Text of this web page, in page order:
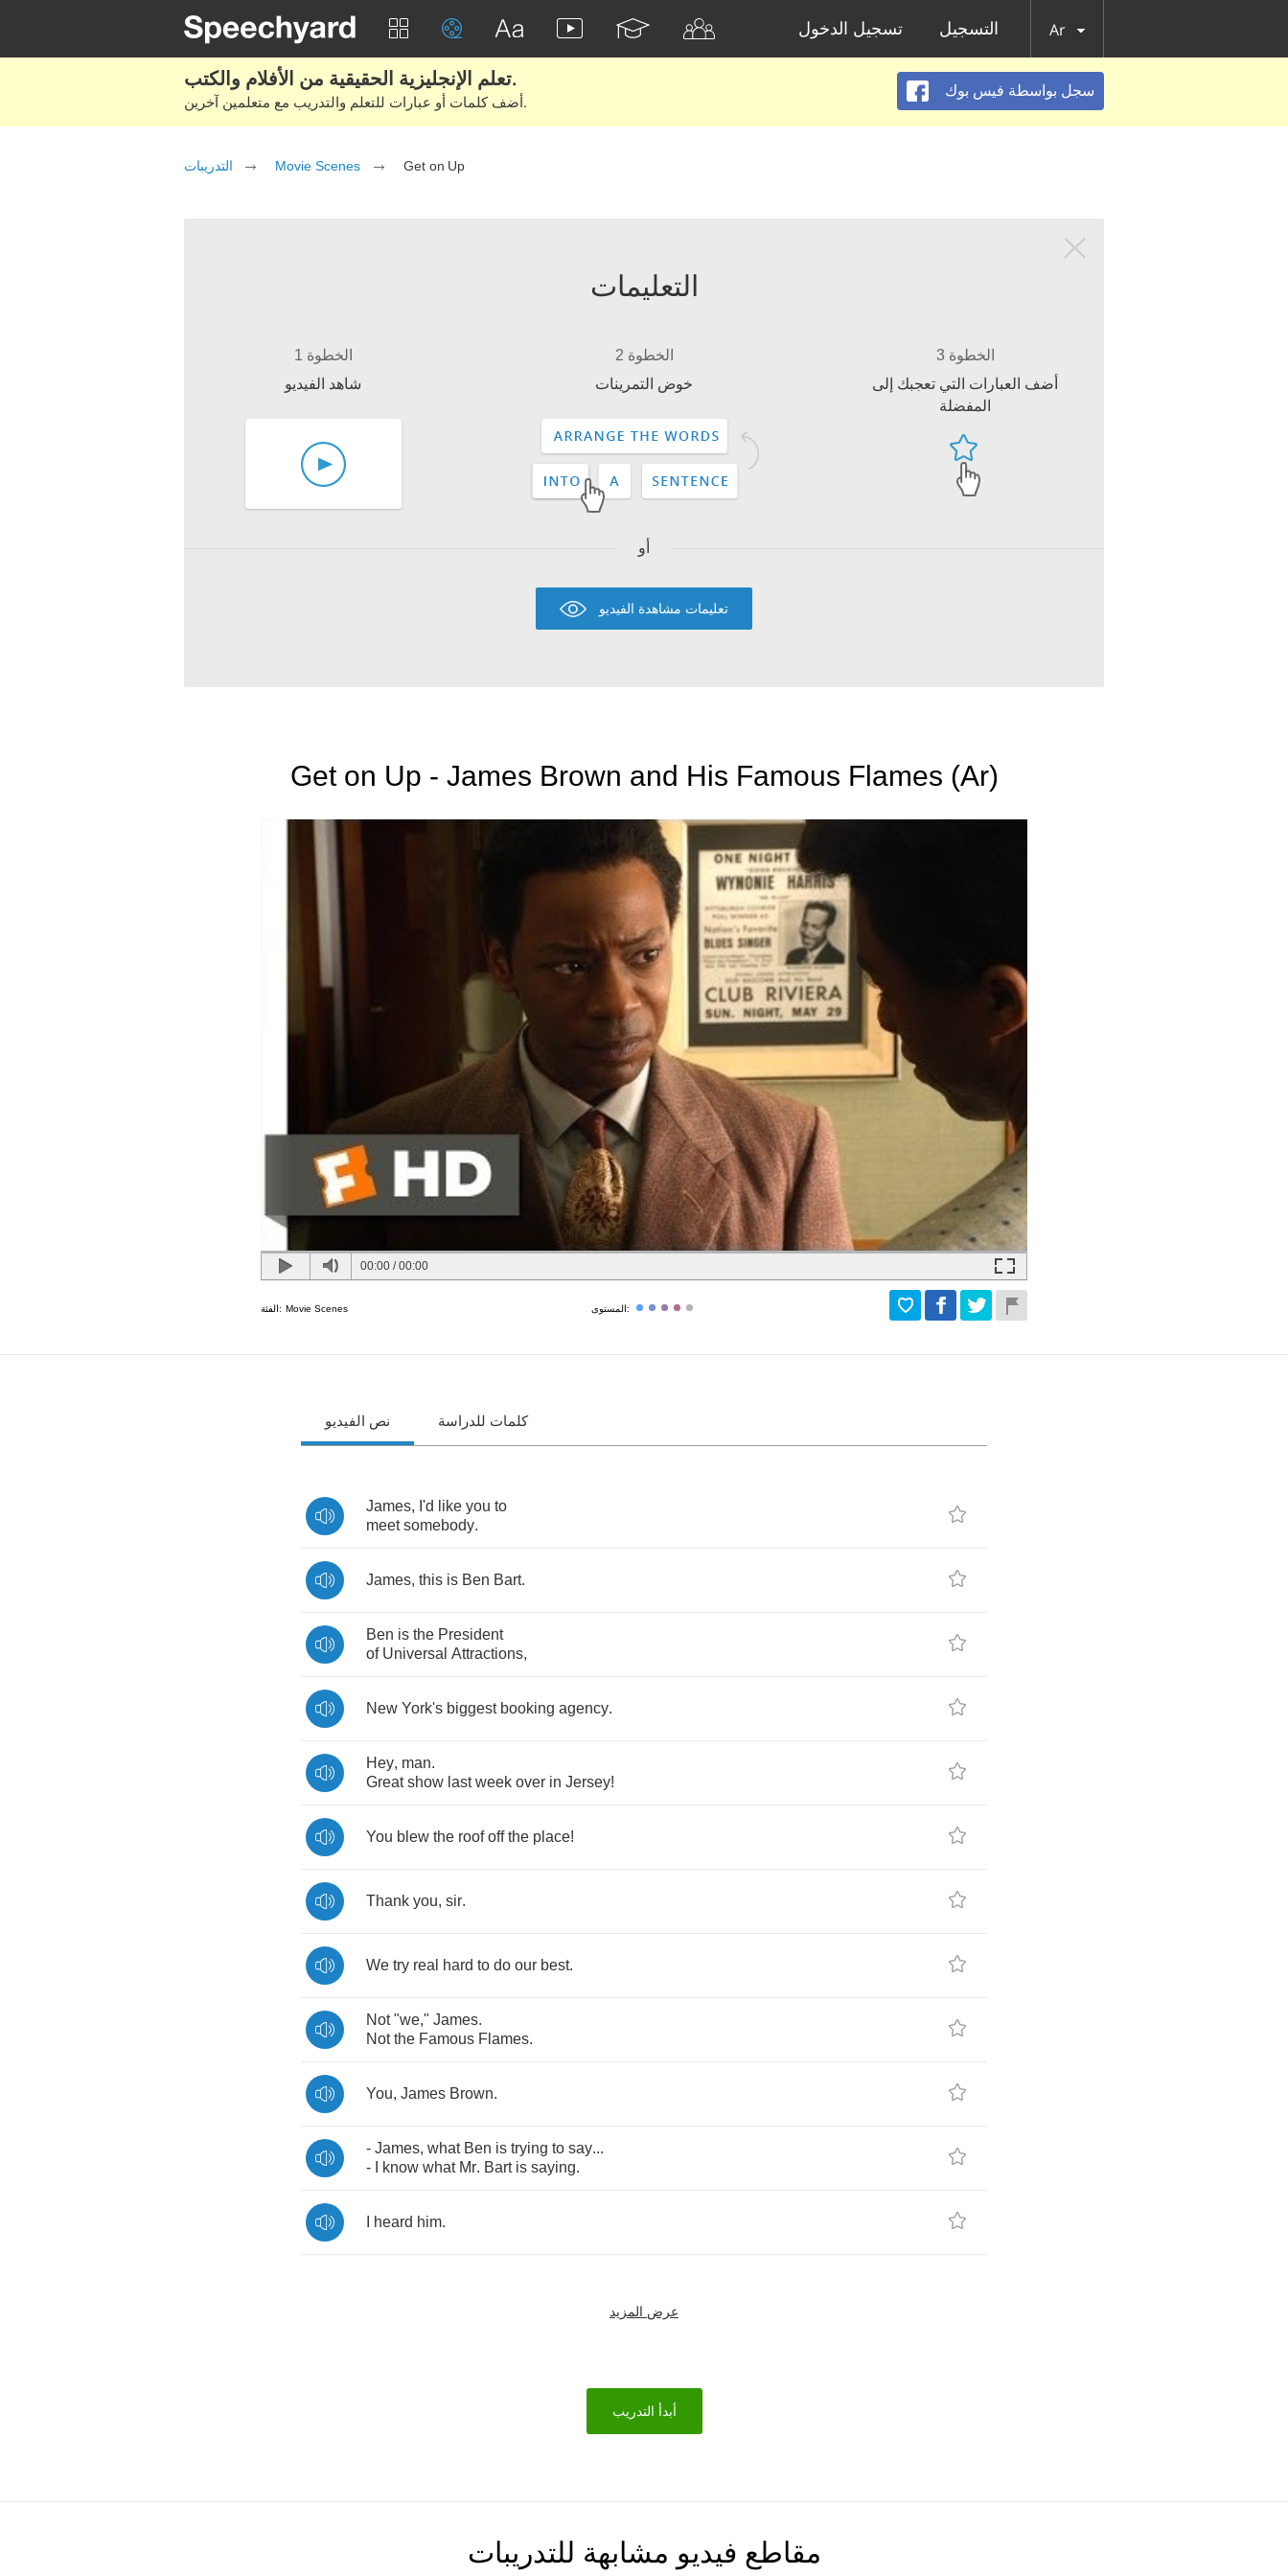
تسجيل الدخول التسجيل Ar
تعلم الإنجليزية الحقيقية من الأفلام والكتب.
أضف كلمات أو عبارات للتعلم والتدريب مع متعلمين آخرين.
سجل بواسطة فيس بوك
التدريبات Movie Scenes Get on Up
التعليمات
الخطوة 1
شاهد الفيديو
الخطوة 2
خوض التمرينات
الخطوة 3
أضف العبارات التي تعجبك إلى
المفضلة
أو
تعليمات مشاهدة الفيديو
Get on Up - James Brown and His Famous Flames (Ar)
00:00 /00:00
الفئة: Movie Scenes المستوى:
نص الفيديو كلمات للدراسة
James, I'd like you to
meet somebody.
James, this is Ben Bart.
Ben is the President
of Universal Attractions,
New York's biggest booking agency.
Hey, man.
Great show last week over in Jersey!
You blew the roof off the place!
Thank you, sir.
We try real hard to do our best.
Not"we," James.
Not the Famous Flames.
You, James Brown.
- James, what Ben is trying to say...
-
know what Mr. Bart is saying.
heard him.
عرض المزيد
أبدأ التدريب
مقاطع فيديو مشابهة للتدريبات